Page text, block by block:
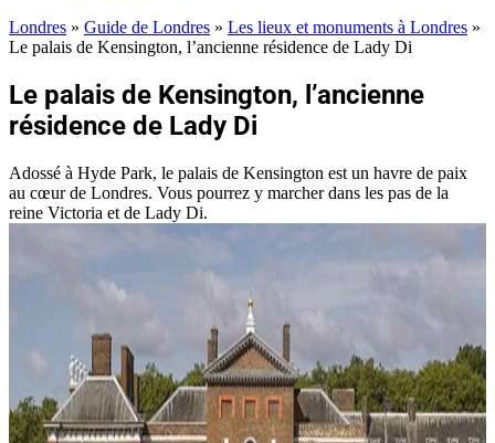
Londres » Guide de Londres » Les lieux et monuments à Londres »
Le palais de Kensington, l’ancienne résidence de Lady Di
Le palais de Kensington, l’ancienne
résidence de Lady Di
Adossé à Hyde Park, le palais de Kensington est un havre de paix
au cœur de Londres. Vous pourrez y marcher dans les pas de la
reine Victoria et de Lady Di.